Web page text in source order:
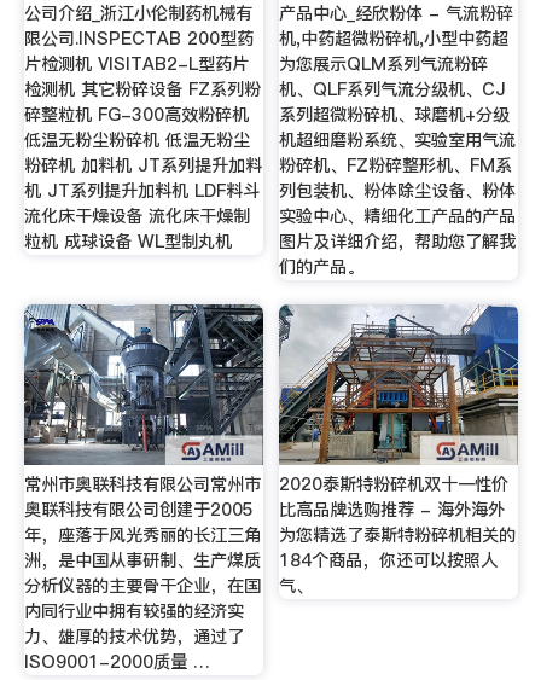
公司介绍_浙江小伦制药机械有
限公司.INSPECTAB 200型药
片检测机 VISITAB2-L型药片
检测机 其它粉碎设备 FZ系列粉
碎整粒机 FG-300高效粉碎机
低温无粉尘粉碎机 低温无粉尘
粉碎机 加料机 JT系列提升加料
机 JT系列提升加料机 LDF料斗
流化床干燥设备 流化床干燥制
粒机 成球设备 WL型制丸机
产品中心_经欣粉体 - 气流粉碎
机,中药超微粉碎机,小型中药超
为您展示QLM系列气流粉碎
机、QLF系列气流分级机、CJ
系列超微粉碎机、球磨机+分级
机超细磨粉系统、实验室用气流
粉碎机、FZ粉碎整形机、FM系
列包装机、粉体除尘设备、粉体
实验中心、精细化工产品的产品
图片及详细介绍，帮助您了解我
们的产品。
常州市奥联科技有限公司常州市
奥联科技有限公司创建于2005
年，座落于风光秀丽的长江三角
洲，是中国从事研制、生产煤质
分析仪器的主要骨干企业，在国
内同行业中拥有较强的经济实
力、雄厚的技术优势，通过了
ISO9001-2000质量 …
2020泰斯特粉碎机双十一性价
比高品牌选购推荐 - 海外海外
为您精选了泰斯特粉碎机相关的
184个商品，你还可以按照人
气、